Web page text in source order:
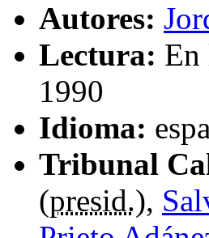
Autores:
Lectura: En
1990
Idioma:
Tribunal
(presid.),